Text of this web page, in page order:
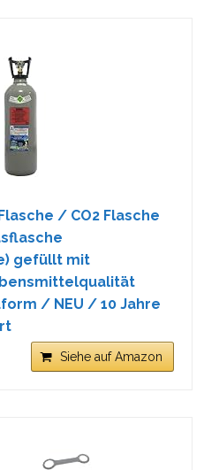
/ CO2 Flasche
gefüllt mit
/ NEU / 10 Jahre
Siehe auf Amazon